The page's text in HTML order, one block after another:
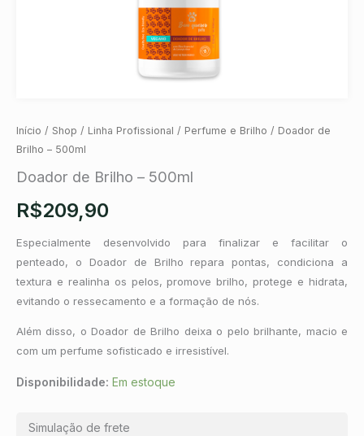
Início / Shop / Linha Profissional / Perfume e Brilho / Doador de
Brilho – 500ml
Doador de Brilho – 500ml
R$209,90
Especialmente desenvolvido para finalizar e facilitar o
penteado, o Doador de Brilho repara pontas, condiciona a
textura e realinha os pelos, promove brilho, protege e hidrata,
evitando o ressecamento e a formação de nós.
Além disso, o Doador de Brilho deixa o pelo brilhante, macio e
com um perfume sofisticado e irresistível.
Disponibilidade: Em estoque
Simulação de frete